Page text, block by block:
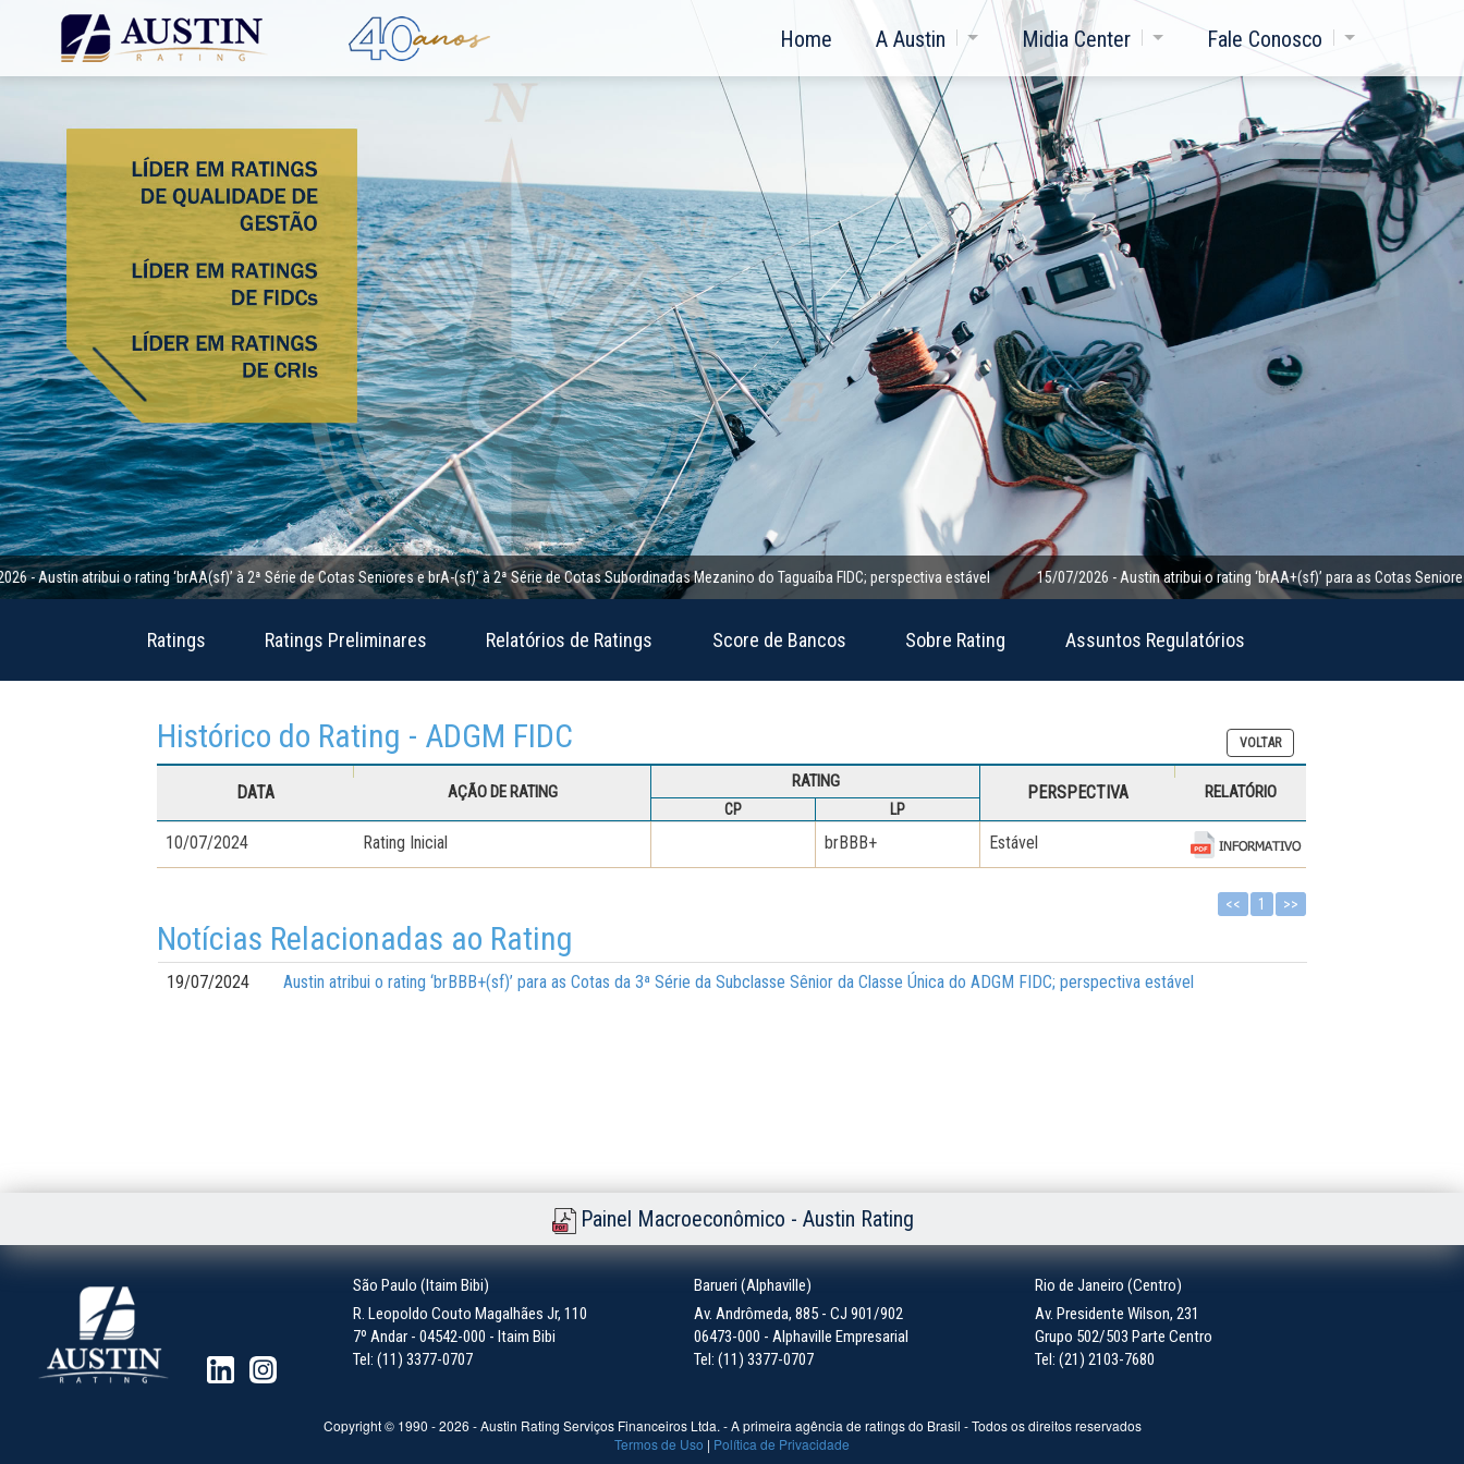
Home A Austin Midia Center Fale Conosco
atribui o rating ‘brAA(sf)’ à 2ª Série de Cotas Seniores e brA-(sf)’ à 2ª Série de Cotas Subordinadas Mezanino do Taguaíba FIDC; perspectiva estável 15/07/2026 - Austin atribui o rating ‘brAA+(sf)’ para as Cotas Seniores da
Ratings Ratings Preliminares Relatórios de Ratings Score de Bancos Sobre Rating Assuntos Regulatórios
Histórico do Rating - ADGM FIDC VOLTAR
DATA AÇÃO DE RATING
RATING
PERSPECTIVA RELATÓRIO
CP LP
10/07/2024 Rating Inicial brBBB+ Estável
<< 1 >>
Notícias Relacionadas ao Rating
19/07/2024 Austin atribui o rating ‘brBBB+(sf)’ para as Cotas da 3ª Série da Subclasse Sênior da Classe Única do ADGM FIDC; perspectiva estável
Painel Macroeconômico - Austin Rating
São Paulo (Itaim Bibi)
R. Leopoldo Couto Magalhães Jr, 110
7º Andar - 04542-000 - Itaim Bibi
Tel: (11) 3377-0707
Barueri (Alphaville)
Av. Andrômeda, 885 - CJ 901/902
06473-000 - Alphaville Empresarial
Tel: (11) 3377-0707
Rio de Janeiro (Centro)
Av. Presidente Wilson, 231
Grupo 502/503 Parte Centro
Tel: (21) 2103-7680
Copyright © 1990 -2026 - Austin Rating Serviços Financeiros Ltda. - A primeira agência de ratings do Brasil - Todos os direitos reservados
Termos de Uso | Política de Privacidade